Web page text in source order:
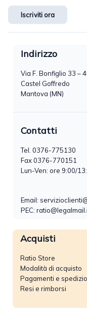
Iscriviti ora
Indirizzo
Via F. Bonfiglio 33 –
Castel Goffredo
Mantova (MN)
Contatti
Tel. 0376-775130
Fax 0376-770151
Lun-Ven: ore 9:00/
Email:
PEC:
Acquisti
Ratio Store
Modalità di acquisto
Pagamenti e
Resi e rimborsi